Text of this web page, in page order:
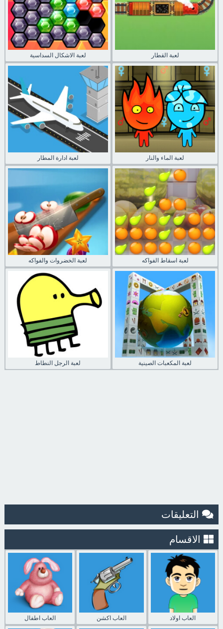
لعبة الاشكال السداسية لعبة القطار
لعبة ادارة المطار لعبة الماء والنار
لعبة الخضروات والفواكه لعبة اسقاط الفواكه
لعبة الرجل النطاط لعبة المكعبات الصينية
التعليقات
الاقسام
العاب اطفال العاب اكشن العاب اولاد